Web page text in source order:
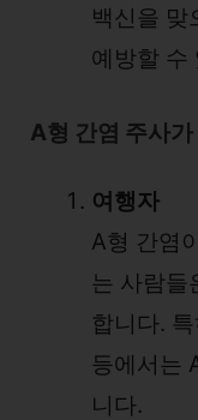
백신을 맞
예방할 수
A형 간염 주사
여행자
A형 간염
는 사람들
합니다.
등에서는
니다.